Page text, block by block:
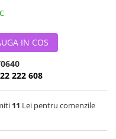
IN COS
222 608
11 Lei pentru comenzile